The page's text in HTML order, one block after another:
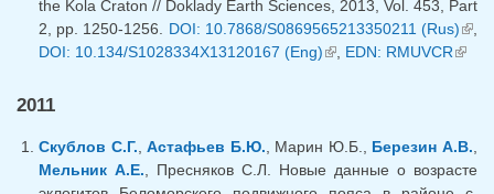
the Kola Craton // Doklady Earth Sciences, 2013, Vol. 453, Part
2, pp. 1250-1256. DOI: 10.7868/S0869565213350211 (Rus)
,
DOI: 10.134/S1028334X13120167 (Eng)(link is external)
, EDN: RMUVCR
2011
Скублов С.Г. ,Астафьев Б.Ю. , Марин Ю.Б., Березин А.В.
Мельник А.Е. , Пресняков С.Л. Новые данные о возрасте